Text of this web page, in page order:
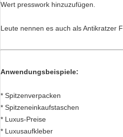
Wert presswork hinzuzufügen.
Leute nennen es auch als Antikratzer
Anwendungsbeispiele:
* Spitzenverpacken
* Spitzeneinkaufstaschen
* Luxus-Preise
* Luxusaufkleber